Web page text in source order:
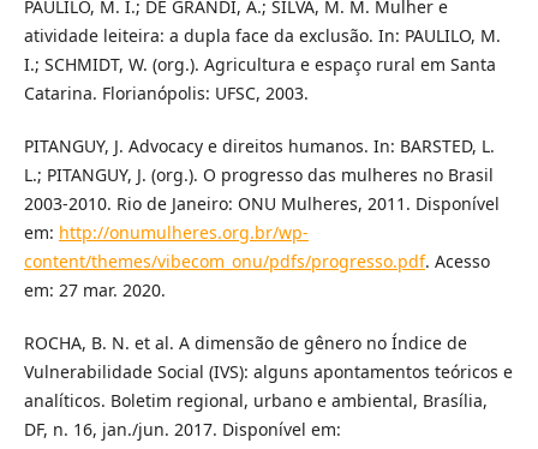
PAULILO, M. I.; DE GRANDI, A.; SILVA, M. M. Mulher e
atividade leiteira: a dupla face da exclusão. In: PAULILO, M.
I.; SCHMIDT, W. (org.). Agricultura e espaço rural em Santa
Catarina. Florianópolis: UFSC, 2003.
PITANGUY, J. Advocacy e direitos humanos. In: BARSTED, L.
L.; PITANGUY, J. (org.). O progresso das mulheres no Brasil
2003-2010. Rio de Janeiro: ONU Mulheres, 2011. Disponível
em: http://onumulheres.org.br/wp-
content/themes/vibecom_onu/pdfs/progresso.pdf. Acesso
em: 27 mar. 2020.
ROCHA, B. N. et al. A dimensão de gênero no Índice de
Vulnerabilidade Social (IVS): alguns apontamentos teóricos e
analíticos. Boletim regional, urbano e ambiental, Brasília,
DF, n. 16, jan./jun. 2017. Disponível em: